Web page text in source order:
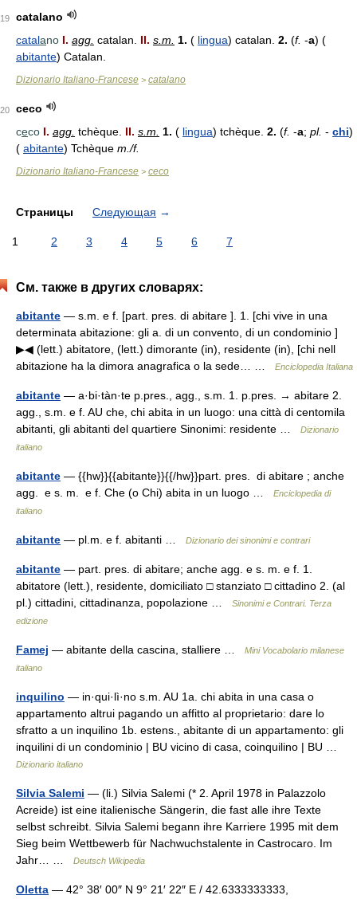
19
catalano
catalano I. agg. catalan. II. s.m. 1. ( lingua) catalan. 2. (f. -a) (
abitante) Catalan.
Dizionario Italiano-Francese > catalano
20
ceco
ceco I. agg. tchèque. II. s.m. 1. ( lingua) tchèque. 2. (f. -a; pl. - chi)
( abitante) Tchèque m./f.
Dizionario Italiano-Francese > ceco
Страницы Следующая →
1 2 3 4 5 6 7
См. также в других словарях:
abitante — s.m. e f. [part. pres. di abitare ]. 1. [chi vive in una
determinata abitazione: gli a. di un convento, di un condominio ]
▶◀ (lett.) abitatore, (lett.) dimorante (in), residente (in), [chi nell
abitazione ha la dimora anagrafica o la sede… …
Enciclopedia Italiana
abitante — a·bi·tàn·te p.pres., agg., s.m. 1. p.pres. → abitare 2.
agg., s.m. e f. AU che, chi abita in un luogo: una città di centomila
abitanti, gli abitanti del quartiere Sinonimi: residente …
Dizionario
italiano
abitante — {{hw}}{{abitante}}{{/hw}}part. pres. di abitare ; anche
agg. e s. m. e f. Che (o Chi) abita in un luogo …
Enciclopedia di
italiano
abitante — pl.m. e f. abitanti … Dizionario dei sinonimi e contrari
abitante — part. pres. di abitare; anche agg. e s. m. e f. 1.
abitatore (lett.), residente, domiciliato □ stanziato □ cittadino 2. (al
pl.) cittadini, cittadinanza, popolazione …
Sinonimi e Contrari. Terza
edizione
Famej — abitante della cascina, stalliere …
Mini Vocabolario milanese
italiano
inquilino — in·qui·lì·no s.m. AU 1a. chi abita in una casa o
appartamento altrui pagando un affitto al proprietario: dare lo
sfratto a un inquilino 1b. estens., abitante di un appartamento: gli
inquilini di un condominio | BU vicino di casa, coinquilino | BU …
Dizionario italiano
Silvia Salemi — (li.) Silvia Salemi (* 2. April 1978 in Palazzolo
Acreide) ist eine italienische Sängerin, die fast alle ihre Texte
selbst schreibt. Silvia Salemi begann ihre Karriere 1995 mit dem
Sieg beim Wettbewerb für Nachwuchstalente in Castrocaro. Im
Jahr… …
Deutsch Wikipedia
Oletta — 42° 38′ 00″ N 9° 21′ 22″ E / 42.6333333333,